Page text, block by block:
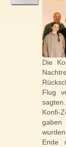
Die
Flug
Konfi-
gaben
Ende